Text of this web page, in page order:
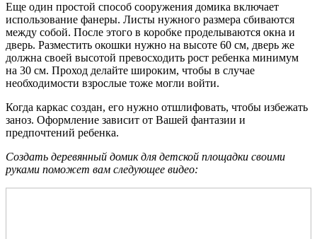
Еще один простой способ сооружения домика включает
использование фанеры. Листы нужного размера сбиваются
между собой. После этого в коробке проделываются окна и
дверь. Разместить окошки нужно на высоте 60 см, дверь же
должна своей высотой превосходить рост ребенка минимум
на 30 см. Проход делайте широким, чтобы в случае
необходимости взрослые тоже могли войти.
Когда каркас создан, его нужно отшлифовать, чтобы избежать
заноз. Оформление зависит от Вашей фантазии и
предпочтений ребенка.
Создать деревянный домик для детской площадки своими
руками поможет вам следующее видео: